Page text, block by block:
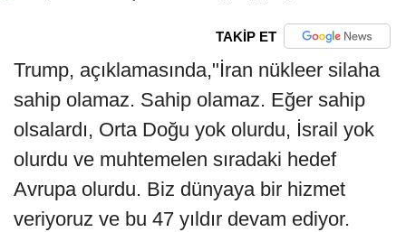
TAKİP ET
Trump, açıklamasında,"İran nükleer silaha
sahip olamaz. Sahip olamaz. Eğer sahip
olsalardı, Orta Doğu yok olurdu, İsrail yok
olurdu ve muhtemelen sıradaki hedef
Avrupa olurdu. Biz dünyaya bir hizmet
veriyoruz ve bu 47 yıldır devam ediyor.